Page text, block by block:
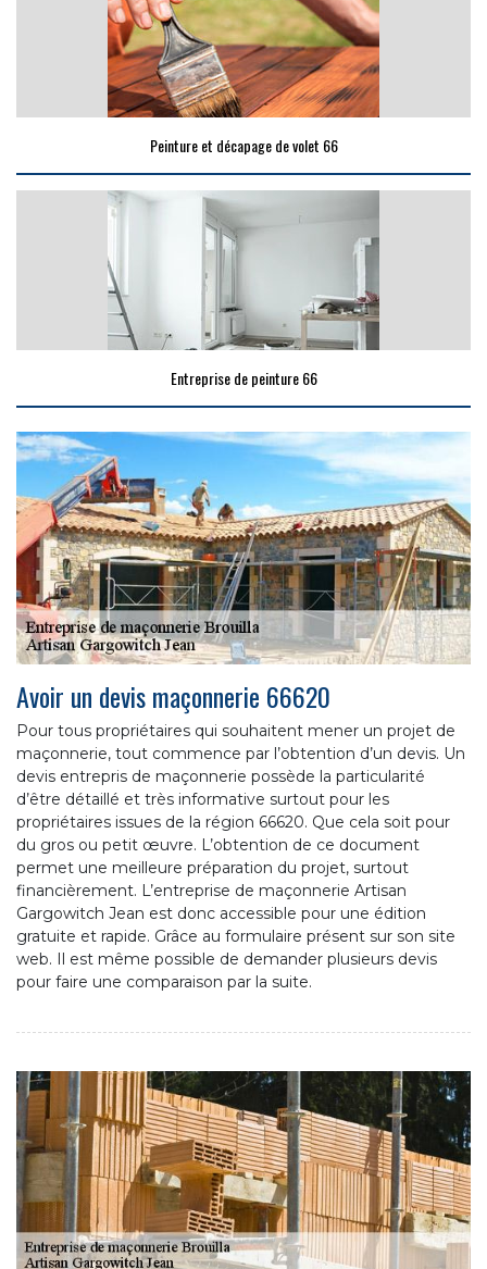
Peinture et décapage de volet 66
Entreprise de peinture 66
Avoir un devis maçonnerie 66620
Pour tous propriétaires qui souhaitent mener un projet de
maçonnerie, tout commence par l’obtention d’un devis. Un
devis entrepris de maçonnerie possède la particularité
d’être détaillé et très informative surtout pour les
propriétaires issues de la région 66620. Que cela soit pour
du gros ou petit œuvre. L’obtention de ce document
permet une meilleure préparation du projet, surtout
financièrement. L’entreprise de maçonnerie Artisan
Gargowitch Jean est donc accessible pour une édition
gratuite et rapide. Grâce au formulaire présent sur son site
web. Il est même possible de demander plusieurs devis
pour faire une comparaison par la suite.